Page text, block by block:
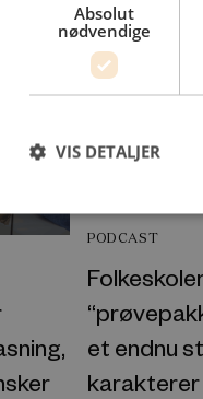
PODCAST
et endnu
karakterer
Absolut
nødvendige
VIS DETALJER